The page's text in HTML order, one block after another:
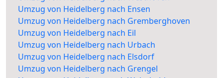
Umzug von Heidelberg nach Ensen
Umzug von Heidelberg nach Gremberghoven
Umzug von Heidelberg nach Eil
Umzug von Heidelberg nach Urbach
Umzug von Heidelberg nach Elsdorf
Umzug von Heidelberg nach Grengel